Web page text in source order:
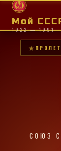
Мой
1922 — 1991
СОЮЗ